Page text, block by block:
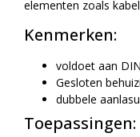
elementen zoals
Kenmerken:
voldoet aan
Gesloten
dubbele
Toepassingen: